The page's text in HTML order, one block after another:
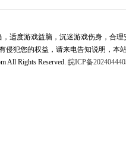
适度游戏益脑，沉迷游戏伤身，合
侵犯您的权益，请来电告知说明，本
All Rights Reserved. 皖ICP备